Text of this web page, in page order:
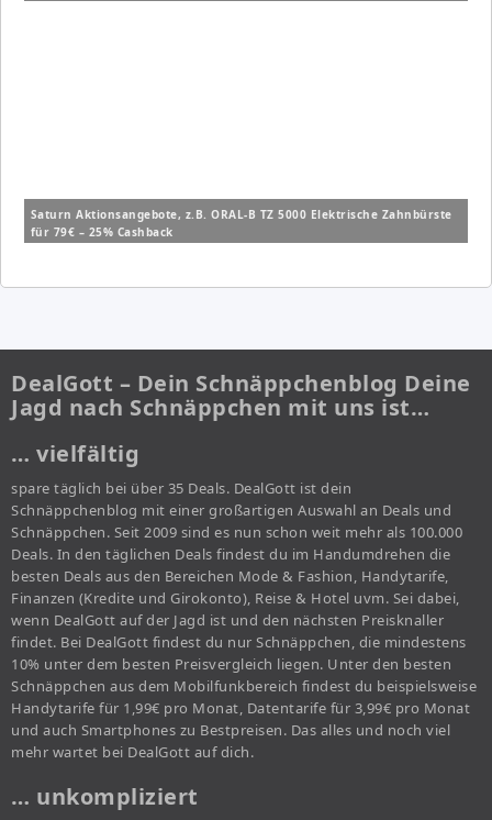
Saturn Aktionsangebote, z.B. ORAL-B TZ 5000 Elektrische Zahnbürste
für 79€ – 25% Cashback
DealGott – Dein Schnäppchenblog Deine
Jagd nach Schnäppchen mit uns ist…
… vielfältig
spare täglich bei über 35 Deals. DealGott ist dein
Schnäppchenblog mit einer großartigen Auswahl an Deals und
Schnäppchen. Seit 2009 sind es nun schon weit mehr als 100.000
Deals. In den täglichen Deals findest du im Handumdrehen die
besten Deals aus den Bereichen Mode & Fashion, Handytarife,
Finanzen (Kredite und Girokonto), Reise & Hotel uvm. Sei dabei,
wenn DealGott auf der Jagd ist und den nächsten Preisknaller
findet. Bei DealGott findest du nur Schnäppchen, die mindestens
10% unter dem besten Preisvergleich liegen. Unter den besten
Schnäppchen aus dem Mobilfunkbereich findest du beispielsweise
Handytarife für 1,99€ pro Monat, Datentarife für 3,99€ pro Monat
und auch Smartphones zu Bestpreisen. Das alles und noch viel
mehr wartet bei DealGott auf dich.
… unkompliziert